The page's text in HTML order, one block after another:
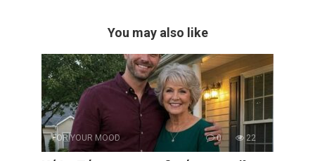
You may also like
FOR YOUR MOOD 0 22